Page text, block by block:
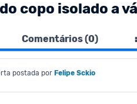
copo isolado a
Comentários (0)
postada por Felipe Sckio